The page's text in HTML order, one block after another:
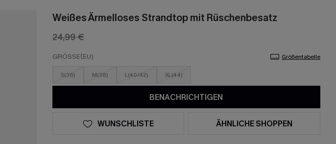
Weißes Ärmelloses Strandtop mit Rüschenbesatz
24,99 €
GRÖSSE(EU) Größentabelle
S(36) M(38) L(40/42) XL(44)
BENACHRICHTIGEN
WUNSCHLISTE ÄHNLICHE SHOPPEN